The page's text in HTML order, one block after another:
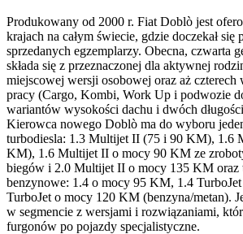
Produkowany od 2000 r. Fiat Doblò jest
krajach na całym świecie, gdzie doczekał się
sprzedanych egzemplarzy. Obecna, czwarta
składa się z przeznaczonej dla aktywnej
miejscowej wersji osobowej oraz aż czterech
pracy (Cargo, Kombi, Work Up i podwozie
wariantów wysokości dachu i dwóch
Kierowca nowego Doblò ma do wyboru
turbodiesla: 1.3 Multijet II (75 i 90 KM), 1.6
KM), 1.6 Multijet II o mocy 90 KM ze
biegów i 2.0 Multijet II o mocy 135 KM oraz
benzynowe: 1.4 o mocy 95 KM, 1.4
TurboJet o mocy 120 KM (benzyna/metan).
w segmencie z wersjami i rozwiązaniami,
furgonów po pojazdy specjalistyczne.